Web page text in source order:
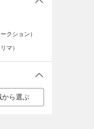
クション）
マ）
ら選ぶ